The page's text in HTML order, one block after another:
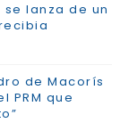
se lanza de un
de Macorís
PRM que